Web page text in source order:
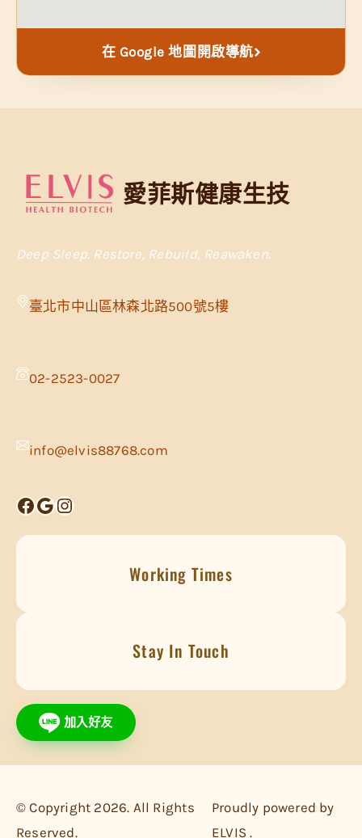
在 Google 地圖開啟導航
愛菲斯健康生技
Deep Sleep. Restore, Rebuild, Reawaken.
臺北市中山區林森北路500號5樓
02-2523-0027
info@elvis88768.com
Facebook Google Instagram
Working Times
Stay In Touch
© Copyright 2026. All Rights
Reserved.
Proudly powered by
ELVIS .